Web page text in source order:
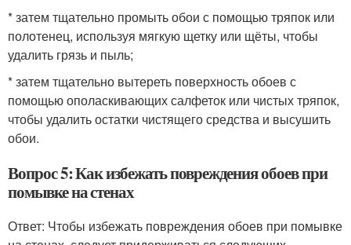
* затем тщательно промыть обои с помощью тряпок или
полотенец, используя мягкую щетку или щёты, чтобы
удалить грязь и пыль;
* затем тщательно вытереть поверхность обоев с
помощью ополаскивающих салфеток или чистых тряпок,
чтобы удалить остатки чистящего средства и высушить
обои.
Вопрос 5: Как избежать повреждения обоев при
помывке на стенах
Ответ: Чтобы избежать повреждения обоев при помывке